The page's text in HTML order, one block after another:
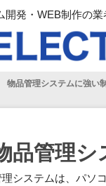
開発・WEB制作の
ク
物品管理システムに強い
品管理
システムは、パソ